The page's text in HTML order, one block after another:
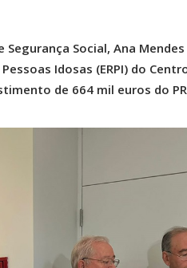
Social, Ana
Idosas (ERPI) do
de 664 mil euros do